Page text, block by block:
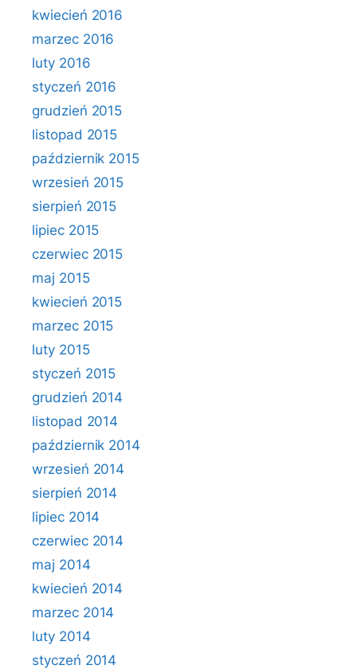
kwiecień 2016
marzec 2016
luty 2016
styczeń 2016
grudzień 2015
listopad 2015
październik 2015
wrzesień 2015
sierpień 2015
lipiec 2015
czerwiec 2015
maj 2015
kwiecień 2015
marzec 2015
luty 2015
styczeń 2015
grudzień 2014
listopad 2014
październik 2014
wrzesień 2014
sierpień 2014
lipiec 2014
czerwiec 2014
maj 2014
kwiecień 2014
marzec 2014
luty 2014
styczeń 2014